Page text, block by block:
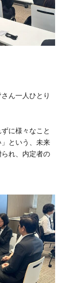
ん一人ひとり
に様々なこと
という、未来
れ、内定者の